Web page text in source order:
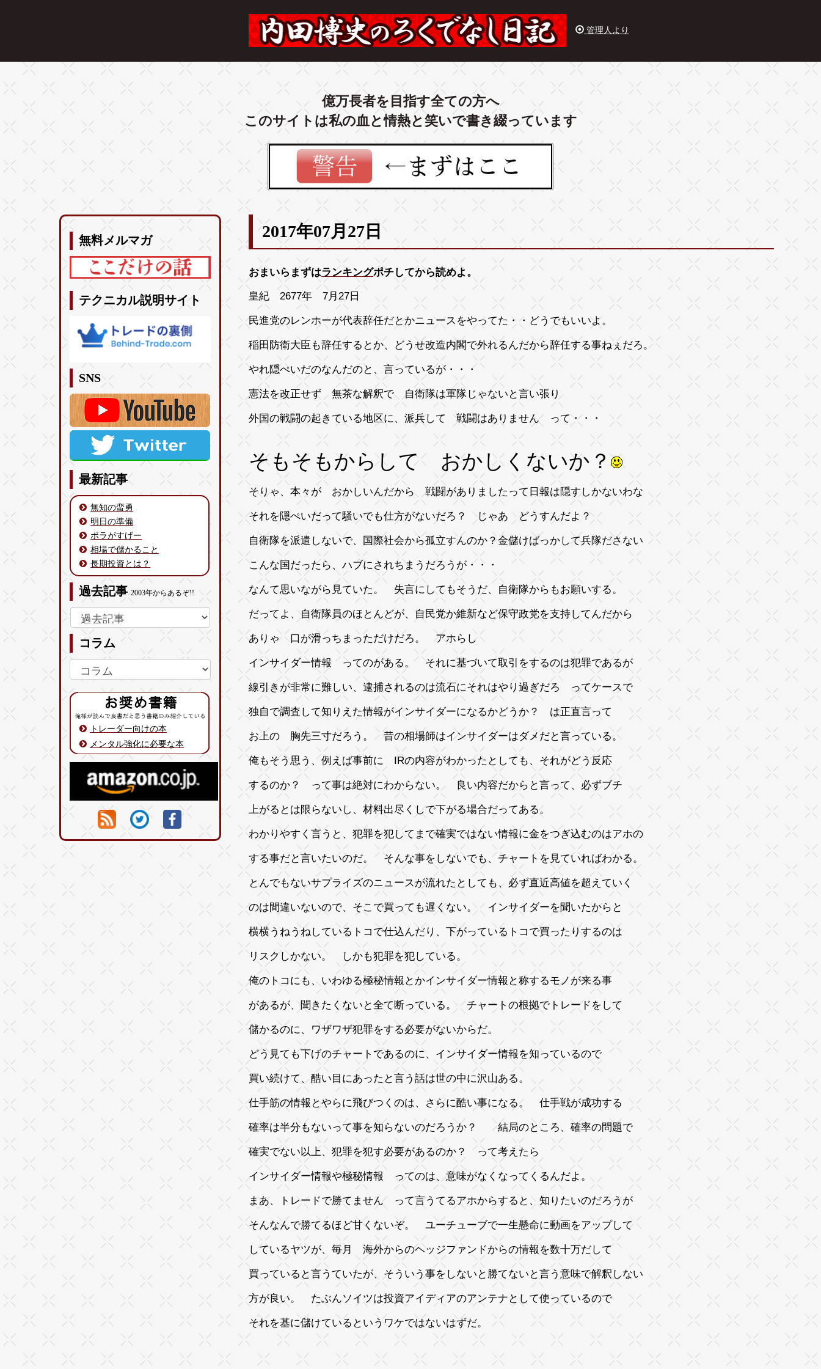
管理人より
億万長者を目指す全ての方へ
このサイトは私の血と情熱と笑いで書き綴っています
無料メルマガ
テクニカル説明サイト
SNS
最新記事
無知の蛮勇
明日の準備
ボラがすげー
相場で儲かること
長期投資とは？
過去記事2003年からあるぞ!!
コラム
トレーダー向けの本
メンタル強化に必要な本
2017年07月27日
おまいらまずはランキングポチしてから読めよ。
皇紀 2677年 7月27日
民進党のレンホーが代表辞任だとかニュースをやってた・・どうでもいいよ。
稲田防衛大臣も辞任するとか、どうせ改造内閣で外れるんだから辞任する事ねぇだろ。
やれ隠ぺいだのなんだのと、言っているが・・・
憲法を改正せず 無茶な解釈で 自衛隊は軍隊じゃないと言い張り
外国の戦闘の起きている地区に、派兵して 戦闘はありません って・・・
そもそもからして おかしくないか？
そりゃ、本々が おかしいんだから 戦闘がありましたって日報は隠すしかないわな
それを隠ぺいだって騒いでも仕方がないだろ？ じゃあ どうすんだよ？
自衛隊を派遣しないで、国際社会から孤立すんのか？金儲けばっかして兵隊ださない
こんな国だったら、ハブにされちまうだろうが・・・
なんて思いながら見ていた。 失言にしてもそうだ、自衛隊からもお願いする。
だってよ、自衛隊員のほとんどが、自民党か維新など保守政党を支持してんだから
ありゃ 口が滑っちまっただけだろ。 アホらし
インサイダー情報 ってのがある。 それに基づいて取引をするのは犯罪であるが
線引きが非常に難しい、逮捕されるのは流石にそれはやり過ぎだろ ってケースで
独自で調査して知りえた情報がインサイダーになるかどうか？ は正直言って
お上の 胸先三寸だろう。 昔の相場師はインサイダーはダメだと言っている。
俺もそう思う、例えば事前に IRの内容がわかったとしても、それがどう反応
するのか？ って事は絶対にわからない。 良い内容だからと言って、必ずブチ
上がるとは限らないし、材料出尽くしで下がる場合だってある。
わかりやすく言うと、犯罪を犯してまで確実ではない情報に金をつぎ込むのはアホの
する事だと言いたいのだ。 そんな事をしないでも、チャートを見ていればわかる。
とんでもないサプライズのニュースが流れたとしても、必ず直近高値を超えていく
のは間違いないので、そこで買っても遅くない。 インサイダーを聞いたからと
横横うねうねしているトコで仕込んだり、下がっているトコで買ったりするのは
リスクしかない。 しかも犯罪を犯している。
俺のトコにも、いわゆる極秘情報とかインサイダー情報と称するモノが来る事
があるが、聞きたくないと全て断っている。 チャートの根拠でトレードをして
儲かるのに、ワザワザ犯罪をする必要がないからだ。
どう見ても下げのチャートであるのに、インサイダー情報を知っているので
買い続けて、酷い目にあったと言う話は世の中に沢山ある。
仕手筋の情報とやらに飛びつくのは、さらに酷い事になる。 仕手戦が成功する
確率は半分もないって事を知らないのだろうか？ 結局のところ、確率の問題で
確実でない以上、犯罪を犯す必要があるのか？ って考えたら
インサイダー情報や極秘情報 ってのは、意味がなくなってくるんだよ。
まあ、トレードで勝てません って言うてるアホからすると、知りたいのだろうが
そんなんで勝てるほど甘くないぞ。 ユーチューブで一生懸命に動画をアップして
しているヤツが、毎月 海外からのヘッジファンドからの情報を数十万だして
買っていると言うていたが、そういう事をしないと勝てないと言う意味で解釈しない
方が良い。 たぶんソイツは投資アイディアのアンテナとして使っているので
それを基に儲けているというワケではないはずだ。